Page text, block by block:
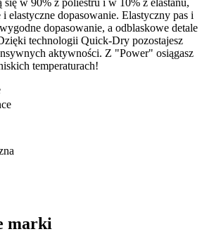
się w 90% z poliestru i w 10% z elastanu,
elastyczne dopasowanie. Elastyczny pas i
dopasowanie, a odblaskowe detale
technologii Quick-Dry pozostajesz
aktywności. Z "Power" osiągasz
temperaturach!
marki